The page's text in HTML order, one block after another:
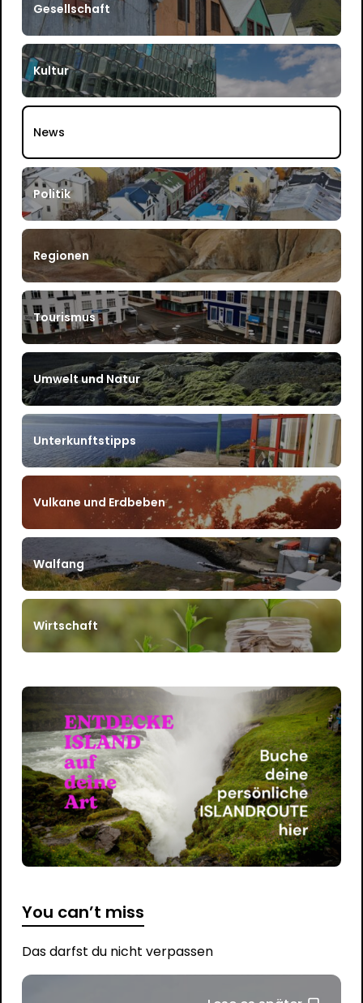
Gesellschaft
Kultur
News
Politik
Regionen
Tourismus
Umwelt und Natur
Unterkunftstipps
Vulkane und Erdbeben
Walfang
Wirtschaft
You can’t miss
Das darfst du nicht verpassen